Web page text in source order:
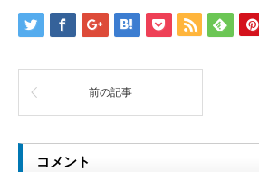
前の記事
コメント